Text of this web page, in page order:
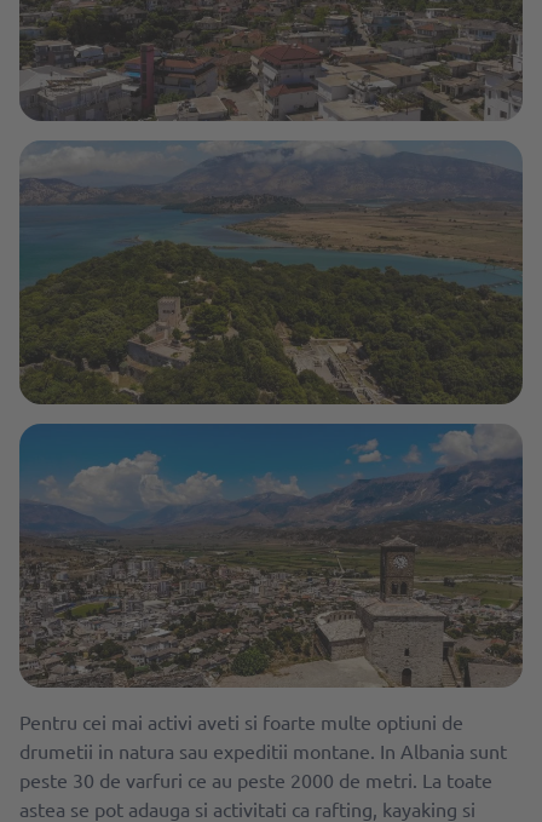
Pentru cei mai activi aveti si foarte multe optiuni de
drumetii in natura sau expeditii montane. In Albania sunt
peste 30 de varfuri ce au peste 2000 de metri. La toate
astea se pot adauga si activitati ca rafting, kayaking si